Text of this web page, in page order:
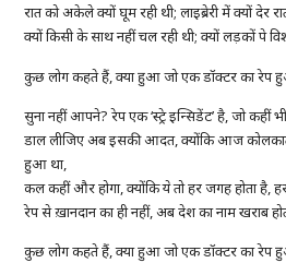
रात को अकेले क्यों घूम रही थी; लाइब्रेरी में क्यों देर
क्यों किसी के साथ नहीं चल रही थी; क्यों लड़कों पे
कुछ लोग कहते हैं, क्या हुआ जो एक डॉक्टर का रेप
सुना नहीं आपने? रेप एक ‘स्ट्रे इन्सिडेंट’ है, जो कहीं
डाल लीजिए अब इसकी आदत, क्योंकि आज
हुआ था,
कल कहीं और होगा, क्योंकि ये तो हर जगह होता है,
रेप से ख़ानदान का ही नहीं, अब देश का नाम खराब
कुछ लोग कहते हैं, क्या हुआ जो एक डॉक्टर का रेप